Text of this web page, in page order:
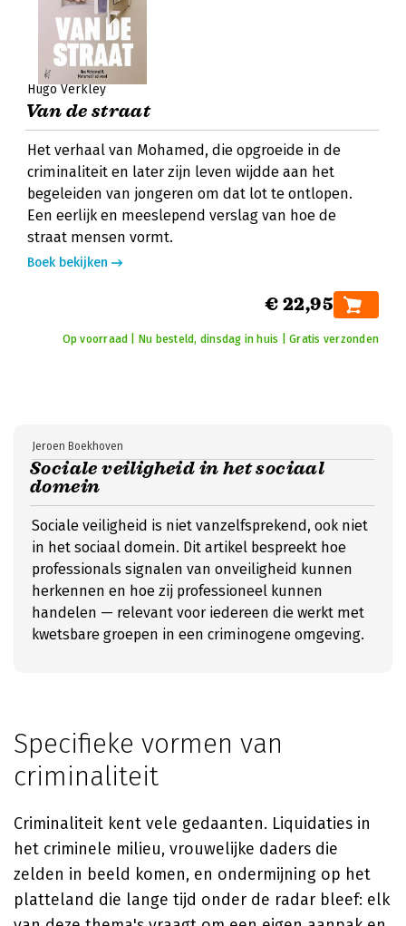
Hugo Verkley
Van de straat
Het verhaal van Mohamed, die opgroeide in de
criminaliteit en later zijn leven wijdde aan het
begeleiden van jongeren om dat lot te ontlopen.
Een eerlijk en meeslepend verslag van hoe de
straat mensen vormt.
Boek bekijken
€ 22,95
Op voorraad | Nu besteld, dinsdag in huis | Gratis verzonden
Sociale veiligheid in het sociaal
domein
Jeroen Boekhoven
Sociale veiligheid is niet vanzelfsprekend, ook niet
in het sociaal domein. Dit artikel bespreekt hoe
professionals signalen van onveiligheid kunnen
herkennen en hoe zij professioneel kunnen
handelen — relevant voor iedereen die werkt met
kwetsbare groepen in een criminogene omgeving.
Specifieke vormen van
criminaliteit
Criminaliteit kent vele gedaanten. Liquidaties in
het criminele milieu, vrouwelijke daders die
zelden in beeld komen, en ondermijning op het
platteland die lange tijd onder de radar bleef: elk